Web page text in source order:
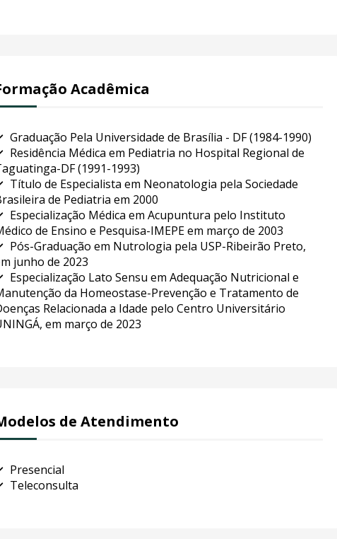
Acadêmica
Graduação Pela Universidade de Brasília - DF (1984-1990)
Residência Médica em Pediatria no Hospital Regional de
DF (1991-1993)
Título de Especialista em Neonatologia pela Sociedade
de Pediatria em 2000
Especialização Médica em Acupuntura pelo Instituto
de Ensino e Pesquisa-IMEPE em março de 2003
Pós-Graduação em Nutrologia pela USP-Ribeirão Preto,
junho de 2023
Especialização Lato Sensu em Adequação Nutricional e
da Homeostase-Prevenção e Tratamento de
Relacionada a Idade pelo Centro Universitário
em março de 2023
de Atendimento
Presencial
Teleconsulta